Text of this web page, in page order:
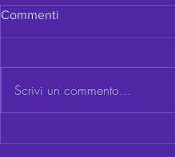
Commenti
Scrivi un commento...